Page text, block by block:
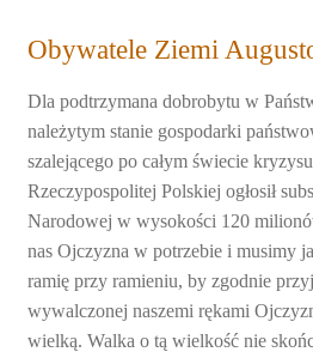
Obywatele Ziemi
Dla podtrzymana dobrobytu w
należytym stanie gospodarki
szalejącego po całym świecie
Rzeczypospolitej Polskiej ogłosił
Narodowej w wysokości 120
nas Ojczyzna w potrzebie i musimy
ramię przy ramieniu, by zgodnie
wywalczonej naszemi rękami
wielką. Walka o tą wielkość nie